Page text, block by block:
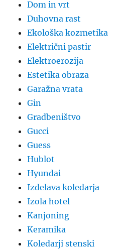
Dom in vrt
Duhovna rast
Ekološka kozmetika
Električni pastir
Elektroerozija
Estetika obraza
Garažna vrata
Gin
Gradbeništvo
Gucci
Guess
Hublot
Hyundai
Izdelava koledarja
Izola hotel
Kanjoning
Keramika
Koledarji stenski